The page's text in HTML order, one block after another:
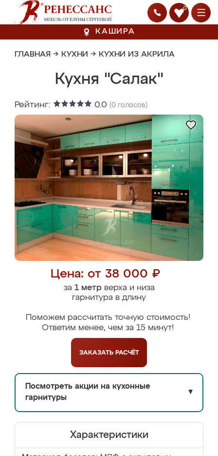
0
КАШИРА
ГЛАВНАЯ → КУХНИ → КУХНИ ИЗ АКРИЛА
Кухня "Салак"
Рейтинг: 0.0 (0 голосов)
Цена: от 38 000 ₽
за 1 метрверха и низа
гарнитура в длину
Поможем рассчитать точную стоимость!
Ответим менее, чем за 15 минут!
ЗАКАЗАТЬ РАСЧЁТ
Посмотреть акции на кухонные
гарнитуры
▼
Характеристики